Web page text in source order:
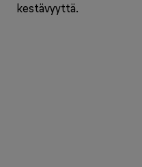
kestävyyttä.